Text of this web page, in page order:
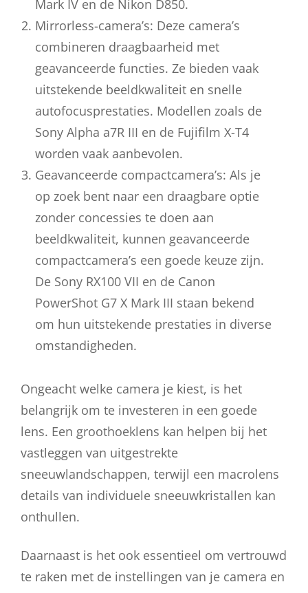
Mark IV en de Nikon D850.
Mirrorless-camera’s: Deze camera’s
combineren draagbaarheid met
geavanceerde functies. Ze bieden vaak
uitstekende beeldkwaliteit en snelle
autofocusprestaties. Modellen zoals de
Sony Alpha a7R III en de Fujifilm X-T4
worden vaak aanbevolen.
Geavanceerde compactcamera’s: Als je
op zoek bent naar een draagbare optie
zonder concessies te doen aan
beeldkwaliteit, kunnen geavanceerde
compactcamera’s een goede keuze zijn.
De Sony RX100 VII en de Canon
PowerShot G7 X Mark III staan bekend
om hun uitstekende prestaties in diverse
omstandigheden.
Ongeacht welke camera je kiest, is het
belangrijk om te investeren in een goede
lens. Een groothoeklens kan helpen bij het
vastleggen van uitgestrekte
sneeuwlandschappen, terwijl een macrolens
details van individuele sneeuwkristallen kan
onthullen.
Daarnaast is het ook essentieel om vertrouwd
te raken met de instellingen van je camera en